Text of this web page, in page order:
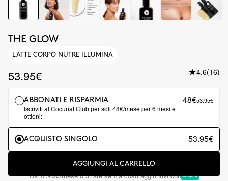
THE GLOW
LATTE CORPO NUTRE ILLUMINA
53.95€ 4.6(16)
ABBONATI E RISPARMIA
Iscriviti al Cocunat Club per soli 48€/mese per 6 mesi e
ottieni:
48€53.95€
ACQUISTO SINGOLO 53.95€
AGGIUNGI AL CARRELLO
Da17.98€/mese o 3 rate senza costi aggiuntivi con